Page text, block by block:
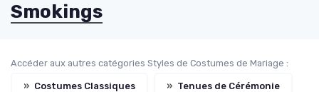
Smokings
Accéder aux autres catégories Styles de Costumes de Mariage :
» Costumes Classiques » Tenues de Cérémonie